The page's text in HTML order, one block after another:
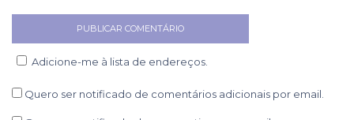
Adicione-me à lista de endereços.
Quero ser notificado de comentários adicionais por email.